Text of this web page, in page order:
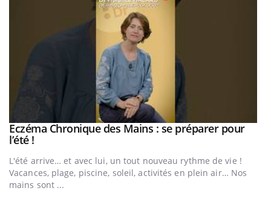
Youtube
Eczéma Chronique des Mains : se préparer pour
l’été !Youtube
L'été arrive… et avec lui, un tout nouveau rythme de vie !
Vacances, plage, piscine, soleil, activités en plein air… Nos
mains sont ...